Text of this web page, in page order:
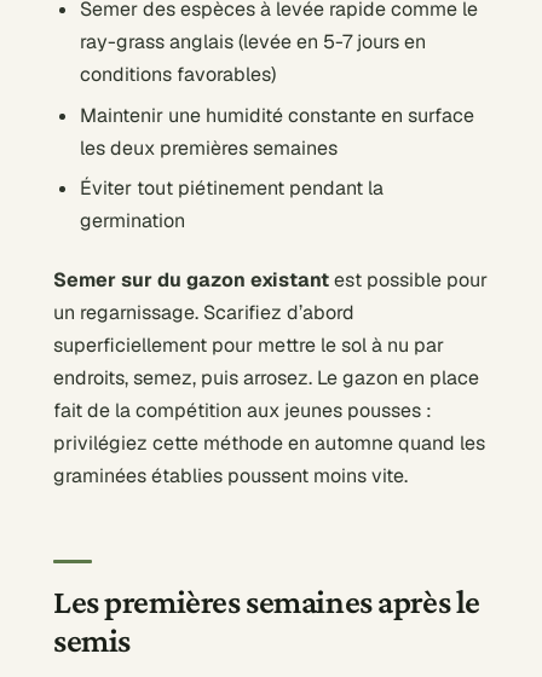
Semer des espèces à levée rapide comme le
ray-grass anglais (levée en 5-7 jours en
conditions favorables)
Maintenir une humidité constante en surface
les deux premières semaines
Éviter tout piétinement pendant la
germination
Semer sur du gazon existantest possible pour
un regarnissage. Scarifiez d’abord
superficiellement pour mettre le sol à nu par
endroits, semez, puis arrosez. Le gazon en place
fait de la compétition aux jeunes pousses :
privilégiez cette méthode en automne quand les
graminées établies poussent moins vite.
Les premières semaines après le
semis